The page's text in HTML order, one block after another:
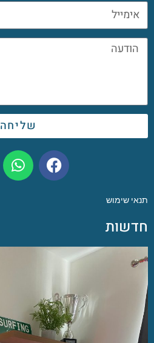
שליחה
תנאי שימוש
חדשות